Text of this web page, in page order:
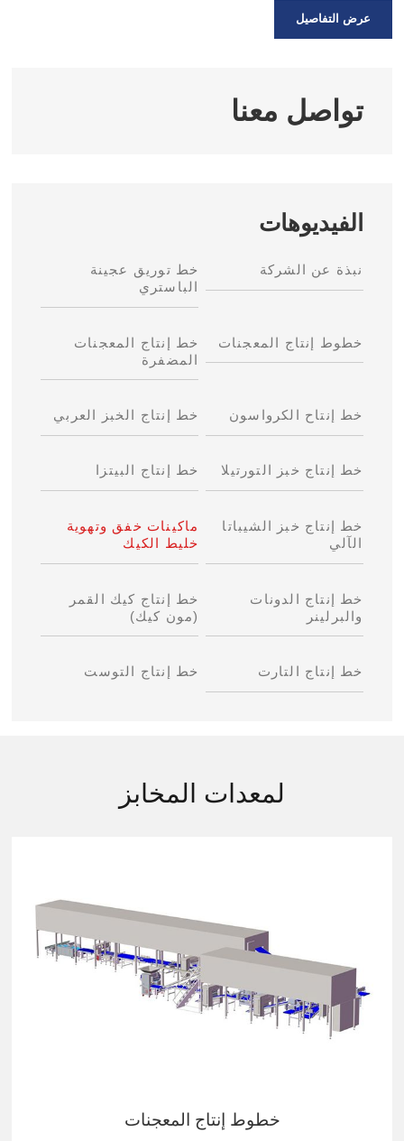
عرض التفاصيل
تواصل معنا
الفيديوهات
نبذة عن الشركة
خط توريق عجينة
الباستري
خطوط إنتاج المعجنات
خط إنتاج المعجنات
المضفرة
خط إنتاح الكرواسون خط إنتاج الخبز العربي
خط إنتاج خبز التورتيلا خط إنتاج البيتزا
خط إنتاج خبز الشيباتا
الآلي
ماكينات خفق وتهوية
خليط الكيك
خط إنتاج الدونات
والبرلينر
خط إنتاج كيك القمر
(مون كيك)
خط إنتاج التارت خط إنتاج التوست
لمعدات المخابز
خطوط إنتاج المعجنات